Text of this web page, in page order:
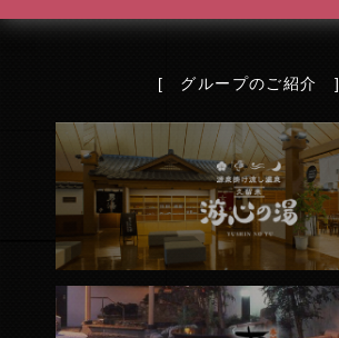
[ グループのご紹介 ]